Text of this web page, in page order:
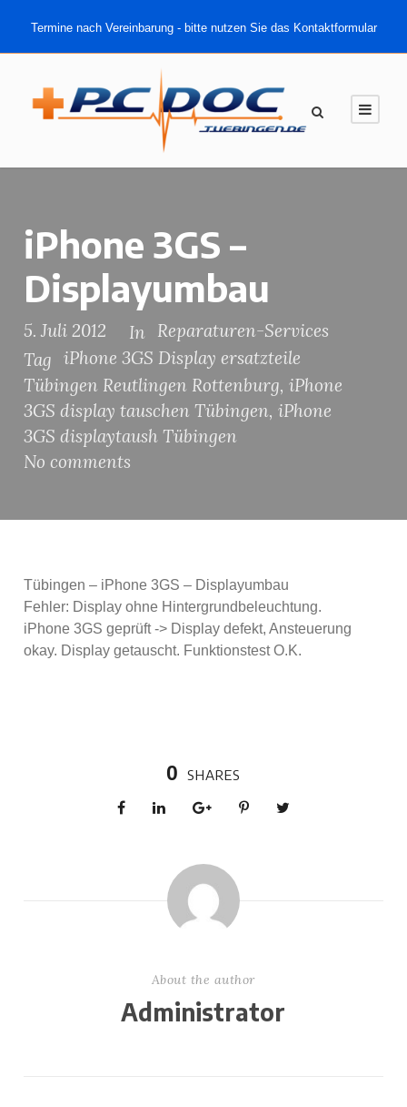
Termine nach Vereinbarung - bitte nutzen Sie das Kontaktformular
iPhone 3GS –
Displayumbau
5. Juli 2012 In
Reparaturen-Services
Tag iPhone 3GS Display ersatzteile
Tübingen Reutlingen Rottenburg, iPhone
3GS display tauschen Tübingen, iPhone
3GS displaytaush Tübingen
No comments
Tübingen – iPhone 3GS – Displayumbau
Fehler: Display ohne Hintergrundbeleuchtung.
iPhone 3GS geprüft -> Display defekt, Ansteuerung
okay. Display getauscht. Funktionstest O.K.
0 SHARES
About the author
Administrator